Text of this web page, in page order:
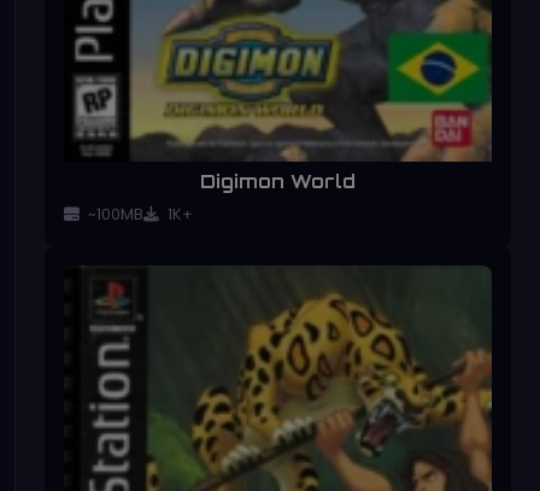
Digimon World
~100MB 1K+